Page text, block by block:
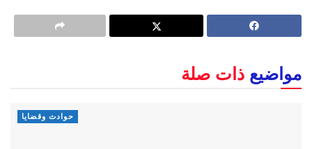
مواضيع ذات صلة
حوادث وقضايا